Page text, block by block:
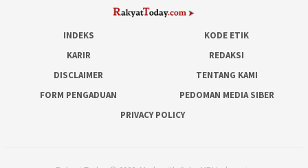
INDEKS
KODE ETIK
KARIR
REDAKSI
DISCLAIMER
TENTANG KAMI
FORM PENGADUAN
PEDOMAN MEDIA SIBER
PRIVACY POLICY